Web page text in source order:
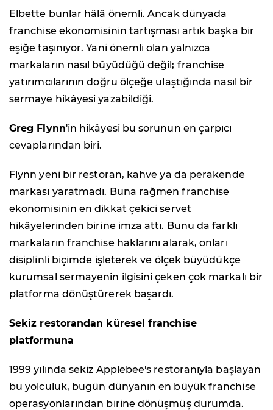
Elbette bunlar hâlâ önemli. Ancak dünyada
franchise ekonomisinin tartışması artık başka bir
eşiğe taşınıyor. Yani önemli olan yalnızca
markaların nasıl büyüdüğü değil; franchise
yatırımcılarının doğru ölçeğe ulaştığında nasıl bir
sermaye hikâyesi yazabildiği.
Greg Flynn'in hikâyesi bu sorunun en çarpıcı
cevaplarından biri.
Flynn yeni bir restoran, kahve ya da perakende
markası yaratmadı. Buna rağmen franchise
ekonomisinin en dikkat çekici servet
hikâyelerinden birine imza attı. Bunu da farklı
markaların franchise haklarını alarak, onları
disiplinli biçimde işleterek ve ölçek büyüdükçe
kurumsal sermayenin ilgisini çeken çok markalı bir
platforma dönüştürerek başardı.
Sekiz restorandan küresel franchise
platformuna
1999 yılında sekiz Applebee's restoranıyla başlayan
bu yolculuk, bugün dünyanın en büyük franchise
operasyonlarından birine dönüşmüş durumda.